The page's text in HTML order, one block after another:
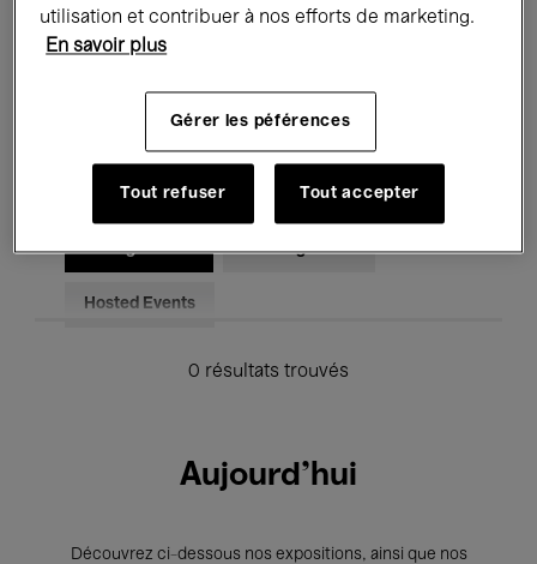
Musique classique
Musique électronique
Pour tous Kids’ Palace
Enseignement Visites guidées
Hosted Events
0 résultats trouvés
Aujourd'hui
Découvrez ci-dessous nos expositions, ainsi que nos
utilisation et contribuer à nos efforts de marketing.
En savoir plus
Gérer les péférences
Tout refuser Tout accepter